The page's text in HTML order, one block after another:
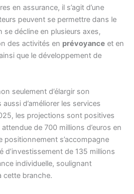
en assurance, il s’agit d’une
peuvent se permettre dans le
se décline en plusieurs axes,
des activités en prévoyance et en
que le développement de
seulement d’élargir son
d’améliorer les services
les projections sont positives
de 700 millions d’euros en
positionnement s’accompagne
d’investissement de 135 millions
individuelle, soulignant
cette branche.